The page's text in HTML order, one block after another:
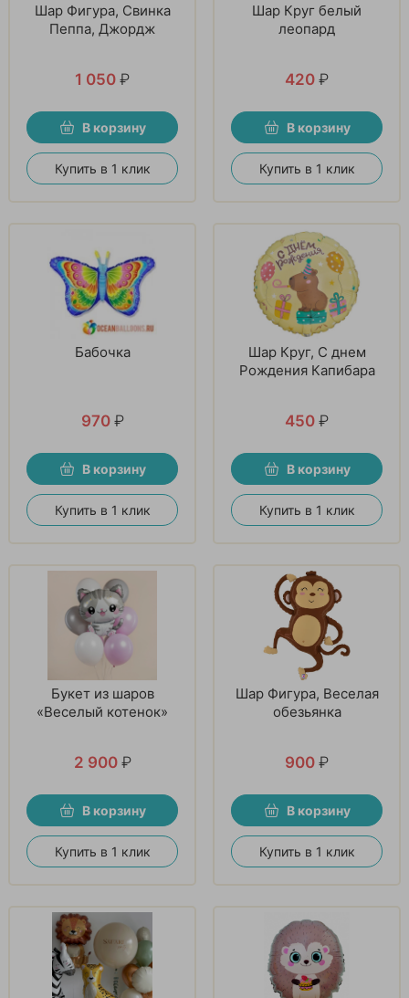
Шар Фигура, Свинка
Пеппа, Джордж
1 050 ₽
В корзину
Купить в 1 клик
Шар Круг белый
леопард
420 ₽
В корзину
Купить в 1 клик
Бабочка
970 ₽
В корзину
Купить в 1 клик
Шар Круг, С днем
Рождения Капибара
450 ₽
В корзину
Купить в 1 клик
Букет из шаров
«Веселый котенок»
2 900 ₽
В корзину
Купить в 1 клик
Шар Фигура, Веселая
обезьянка
900 ₽
В корзину
Купить в 1 клик